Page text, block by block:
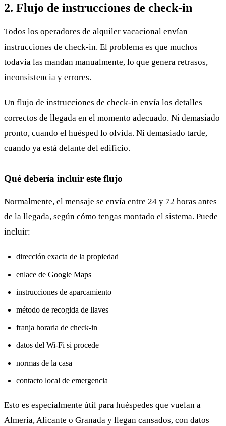
2. Flujo de instrucciones de check-in
Todos los operadores de alquiler vacacional envían
instrucciones de check-in. El problema es que muchos
todavía las mandan manualmente, lo que genera retrasos,
inconsistencia y errores.
Un flujo de instrucciones de check-in envía los detalles
correctos de llegada en el momento adecuado. Ni demasiado
pronto, cuando el huésped lo olvida. Ni demasiado tarde,
cuando ya está delante del edificio.
Qué debería incluir este flujo
Normalmente, el mensaje se envía entre 24 y 72 horas antes
de la llegada, según cómo tengas montado el sistema. Puede
incluir:
dirección exacta de la propiedad
enlace de Google Maps
instrucciones de aparcamiento
método de recogida de llaves
franja horaria de check-in
datos del Wi‑Fi si procede
normas de la casa
contacto local de emergencia
Esto es especialmente útil para huéspedes que vuelan a
Almería, Alicante o Granada y llegan cansados, con datos